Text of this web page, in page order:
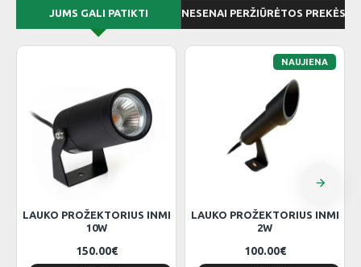
JUMS GALI PATIKTI NESENAI PERŽIŪRĖTOS PREKĖS
LAUKO PROŽEKTORIUS INMI
10W
150.00€
NAUJIENA
LAUKO PROŽEKTORIUS INMI
2W
100.00€